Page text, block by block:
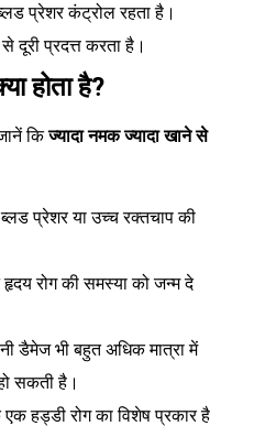
प्रेशर कंट्रोल रहता है।
दूरी प्रदत्त करता है।
होता है?
किज्यादा नमक ज्यादा खाने से
प्रेशर या उच्च रक्तचाप की
रोग की समस्या को जन्म दे
डैमेज भी बहुत अधिक मात्रा में
सकती है।
एक हड्डी रोग का विशेष प्रकार है